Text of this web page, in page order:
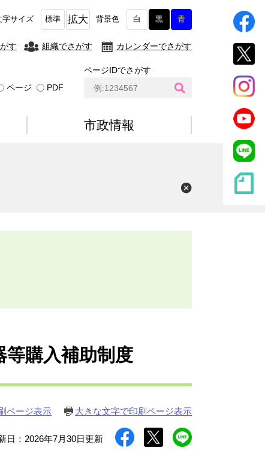
字サイズ 標準 拡大 背景色 白 黒 青
す 組織でさがす カレンダーでさがす
ページ PDF
ページIDでさがす
I
D
市政情報
等購入補助制度
ページ表示 大きな文字で印刷ページ表示
日：2026年7月30日更新